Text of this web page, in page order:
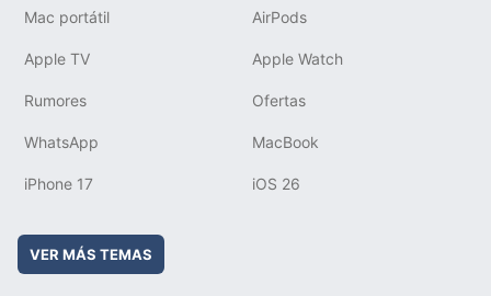
Mac portátil AirPods
Apple TV Apple Watch
Rumores Ofertas
WhatsApp MacBook
iPhone 17 iOS 26
VER MÁS TEMAS